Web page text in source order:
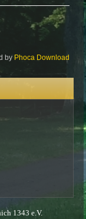
by Phoca Download
1343 e.V.